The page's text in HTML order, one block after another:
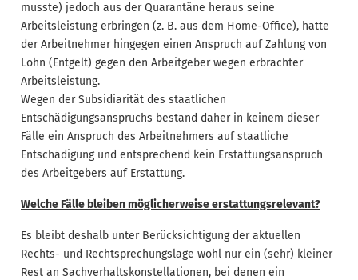
musste) jedoch aus der Quarantäne heraus seine
Arbeitsleistung erbringen (z. B. aus dem Home-Office), hatte
der Arbeitnehmer hingegen einen Anspruch auf Zahlung von
Lohn (Entgelt) gegen den Arbeitgeber wegen erbrachter
Arbeitsleistung.
Wegen der Subsidiarität des staatlichen
Entschädigungsanspruchs bestand daher in keinem dieser
Fälle ein Anspruch des Arbeitnehmers auf staatliche
Entschädigung und entsprechend kein Erstattungsanspruch
des Arbeitgebers auf Erstattung.
Welche Fälle bleiben möglicherweise erstattungsrelevant?
Es bleibt deshalb unter Berücksichtigung der aktuellen
Rechts- und Rechtsprechungslage wohl nur ein (sehr) kleiner
Rest an Sachverhaltskonstellationen, bei denen ein